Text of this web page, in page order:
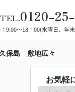
TEL.0120-
9:00～18：00(水曜日、年
保島 敷地広々
お気軽